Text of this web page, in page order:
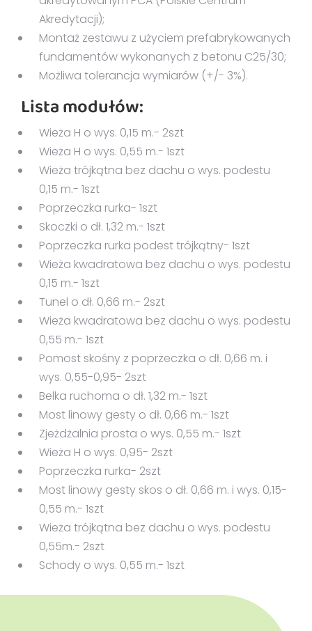
Akredytacji);
Montaż zestawu z użyciem prefabrykowanych
fundamentów wykonanych z betonu C25/30;
Możliwa tolerancja wymiarów (+/- 3%).
Lista modułów:
Wieża H o wys. 0,15 m.- 2szt
Wieża H o wys. 0,55 m.- 1szt
Wieża trójkątna bez dachu o wys. podestu
0,15 m.- 1szt
Poprzeczka rurka- 1szt
Skoczki o dł. 1,32 m.- 1szt
Poprzeczka rurka podest trójkątny- 1szt
Wieża kwadratowa bez dachu o wys. podestu
0,15 m.- 1szt
Tunel o dł. 0,66 m.- 2szt
Wieża kwadratowa bez dachu o wys. podestu
0,55 m.- 1szt
Pomost skośny z poprzeczka o dł. 0,66 m. i
wys. 0,55-0,95- 2szt
Belka ruchoma o dł. 1,32 m.- 1szt
Most linowy gesty o dł. 0,66 m.- 1szt
Zjeżdżalnia prosta o wys. 0,55 m.- 1szt
Wieża H o wys. 0,95- 2szt
Poprzeczka rurka- 2szt
Most linowy gesty skos o dł. 0,66 m. i wys. 0,15-
0,55 m.- 1szt
Wieża trójkątna bez dachu o wys. podestu
0,55m.- 2szt
Schody o wys. 0,55 m.- 1szt